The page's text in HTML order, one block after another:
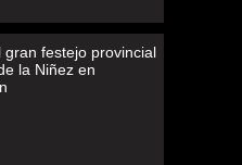
gran festejo provincial
la Niñez en